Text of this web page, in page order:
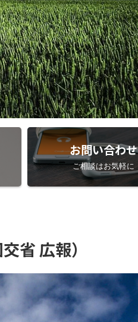
お問い合わせ
ご相談はお気軽に
省 広報）